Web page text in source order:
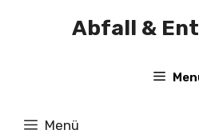
Abfall &
Menü